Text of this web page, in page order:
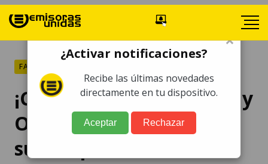
FARÁNDULA
¡Confirmado! Katy Perry y
Orlando Bloom rompen
su compromiso tras 9
×
¿Activar notificaciones?
Recibe las últimas novedades
directamente en tu dispositivo.
Aceptar Rechazar